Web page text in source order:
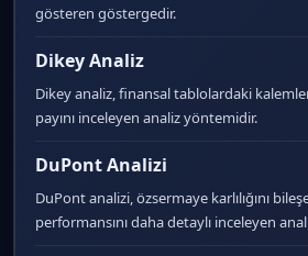
gösteren göstergedir.
Dikey Analiz
Dikey analiz, finansal tablolardaki
payını inceleyen analiz yöntemidir.
DuPont Analizi
DuPont analizi, özsermaye karlılığını
performansını daha detaylı inceleyen